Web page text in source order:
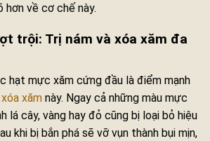
hơn về cơ chế này.
trội: Trị nám và xóa xăm đa
hạt mực xăm cứng đầu là điểm mạnh
xăm này. Ngay cả những màu mực
lá cây, vàng hay đỏ cũng bị loại bỏ hiệu
khi bị bắn phá sẽ vỡ vụn thành bụi mịn,